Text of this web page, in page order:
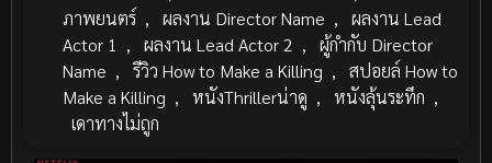
ภาพยนตร์ , ผลงาน Director Name ,
ผลงาน Lead
Actor 1 , ผลงาน Lead Actor 2 ,
ผู้กำกับ Director
Name , รีวิว How to Make a Killing ,
สปอยล์ How to
Make a Killing , หนังThrillerน่าดู , หนังลุ้นระทึก ,
เดาทางไม่ถูก